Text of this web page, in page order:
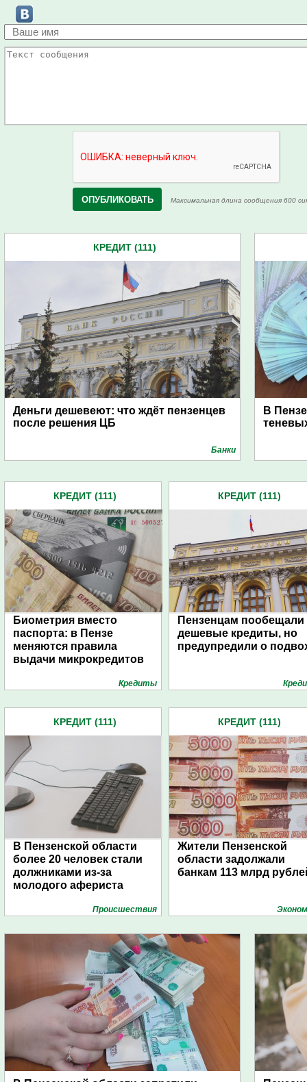
Максимальная длина сообщения 600
КРЕДИТ (111)
Деньги дешевеют: что ждёт пензенцев
после решения ЦБ
Банки
В
КРЕДИТ (111)
Биометрия вместо
паспорта: в Пензе
меняются правила
выдачи микрокредитов
Кредиты
КРЕДИТ (111)
Пензенцам пообещали
дешевые кредиты, но
предупредили о
КРЕДИТ (111)
В Пензенской области
более 20 человек стали
должниками из-за
молодого афериста
Проиcшествия
КРЕДИТ (111)
Жители Пензенской
области задолжали
банкам 113 млрд